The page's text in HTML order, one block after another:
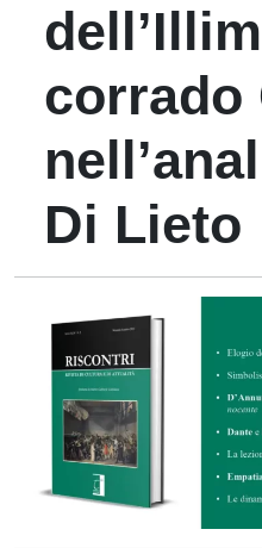
corrado
Di Lieto